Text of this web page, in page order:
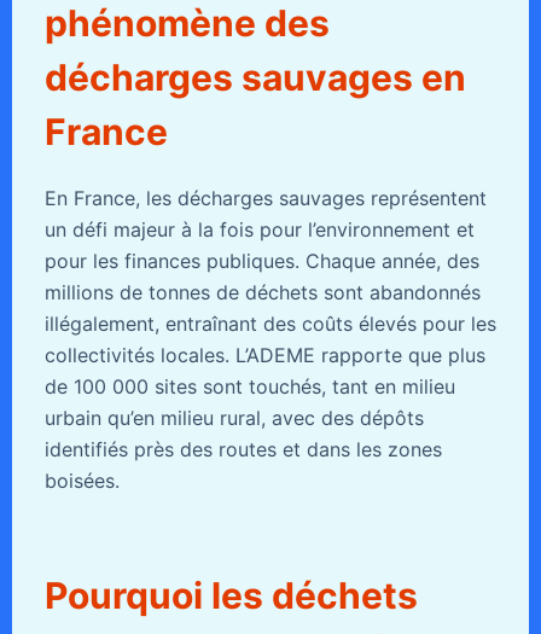
phénomène des
décharges sauvages en
France
En France, les décharges sauvages représentent
un défi majeur à la fois pour l’environnement et
pour les finances publiques. Chaque année, des
millions de tonnes de déchets sont abandonnés
illégalement, entraînant des coûts élevés pour les
collectivités locales. L’ADEME rapporte que plus
de 100 000 sites sont touchés, tant en milieu
urbain qu’en milieu rural, avec des dépôts
identifiés près des routes et dans les zones
boisées.
Pourquoi les déchets